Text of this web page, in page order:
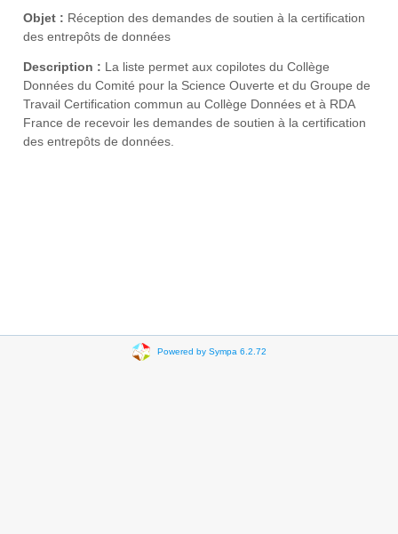
Objet : Réception des demandes de soutien à la certification
des entrepôts de données
Description : La liste permet aux copilotes du Collège
Données du Comité pour la Science Ouverte et du Groupe de
Travail Certification commun au Collège Données et à RDA
France de recevoir les demandes de soutien à la certification
des entrepôts de données.
Powered by Sympa 6.2.72